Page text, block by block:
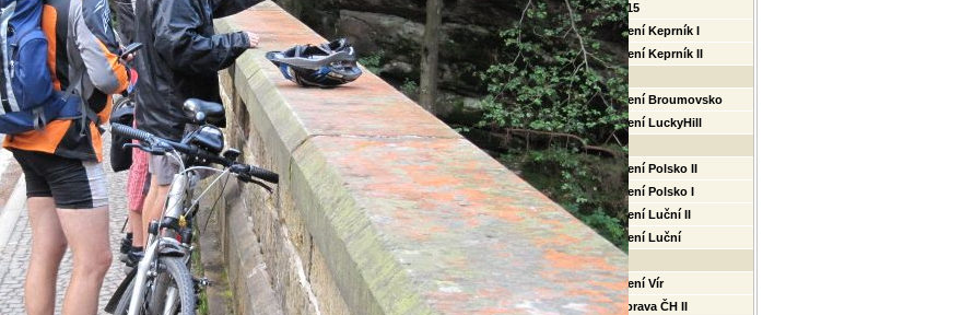
Turnaj 2015
Soustřeďení Keprník I
Soustřeďení Keprník II
2014
Soustřeďení Broumovsko
Soustřeďení LuckyHill
2013
Soustřeďení Polsko II
Soustřeďení Polsko I
Soustřeďení Luční II
Soustřeďení Luční
2012
Soustřeďení Vír
Zimní příprava ČH II